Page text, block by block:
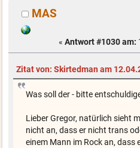
MAS
« Antwort #1030 am:
Zitat von: Skirtedman am
Was soll der - bitte
Lieber Gregor, natürlich sieht
nicht an, dass er nicht trans
einem Mann im Rock an, dass